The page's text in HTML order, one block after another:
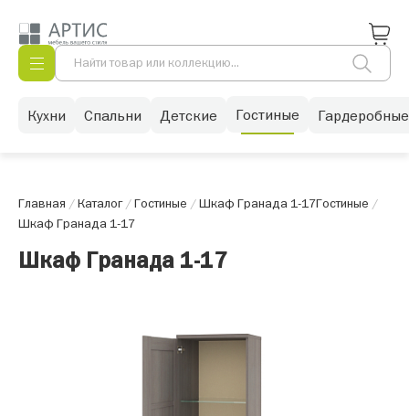
Кухни Спальни Детские Гостиные Гардеробные
Главная /Каталог/Гостиные /Шкаф Гранада 1-17Гостиные /
Шкаф Гранада 1-17
Шкаф Гранада 1-17